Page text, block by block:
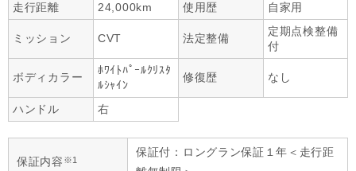
走行距離
24,000km 使用歴 自家用
ミッション CVT 法定整備
定期点検整備
付
ボディカラー
ﾎﾜｲﾄﾊﾟｰﾙｸﾘｽﾀ
ﾙｼｬｲﾝ
修復歴 なし
ハンドル 右
保証内容 ※1
保証付：ロングラン保証１年＜走行距